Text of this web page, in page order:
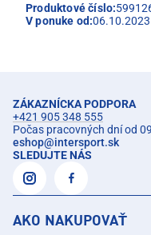
Produktové číslo:
V ponuke od:06.10.2023
ZÁKAZNÍCKA PODPORA
+421 905 348 555
Počas pracovných dní od
eshop@intersport.sk
SLEDUJTE NÁS
AKO NAKUPOVAŤ